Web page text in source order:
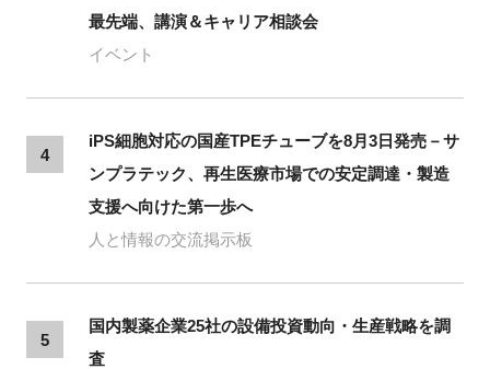
最先端、講演＆キャリア相談会
イベント
4
iPS細胞対応の国産TPEチューブを8月3日発売－サ
ンプラテック、再生医療市場での安定調達・製造
支援へ向けた第一歩へ
人と情報の交流掲示板
5
国内製薬企業25社の設備投資動向・生産戦略を調
査